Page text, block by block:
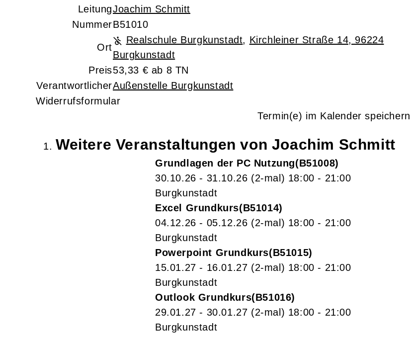
LeitungJoachim Schmitt
NummerB51010
Ort
Realschule Burgkunstadt, Kirchleiner Straße 14, 96224
Burgkunstadt
Preis53,33 € ab 8 TN
VerantwortlicherAußenstelle Burgkunstadt
Widerrufsformular
Termin(e) im Kalender speichern
Weitere Veranstaltungen von Joachim Schmitt
Grundlagen der PC Nutzung B51008
30.10.26 - 31.10.26 (2-mal) 18:00 - 21:00
Burgkunstadt
Excel Grundkurs B51014
04.12.26 - 05.12.26 (2-mal) 18:00 - 21:00
Burgkunstadt
Powerpoint Grundkurs B51015
15.01.27 - 16.01.27 (2-mal) 18:00 - 21:00
Burgkunstadt
Outlook Grundkurs B51016
29.01.27 - 30.01.27 (2-mal) 18:00 - 21:00
Burgkunstadt